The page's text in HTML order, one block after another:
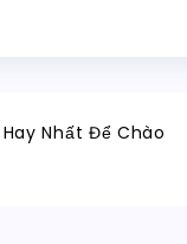
Nhất Để Chào